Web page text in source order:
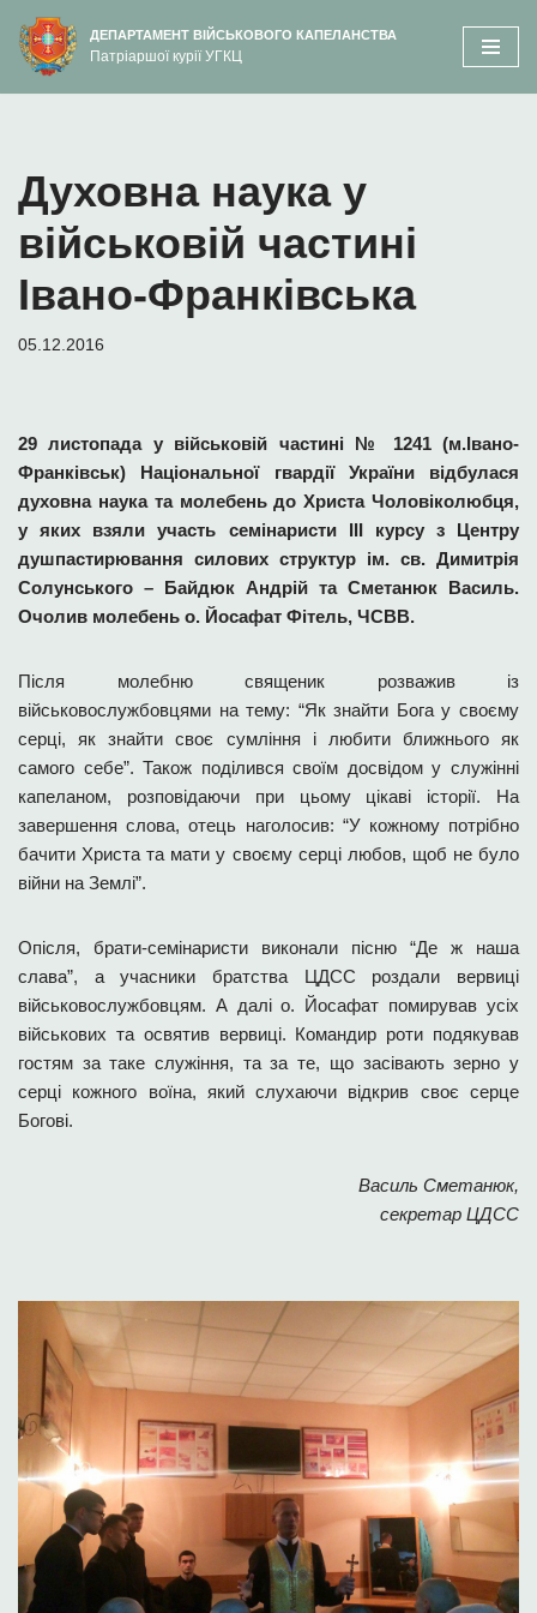
вмісту
Перейти
до
ДЕПАРТАМЕНТ ВІЙСЬКОВОГО КАПЕЛАНСТВА
Патріаршої курії УГКЦ
Духовна наука у
військовій частині
Івано-Франківська
05.12.2016
29 листопада у військовій частині № 1241 (м.Івано-
Франківськ) Національної гвардії України відбулася
духовна наука та молебень до Христа Чоловіколюбця,
у яких взяли участь семінаристи ІІІ курсу з Центру
душпастирювання силових структур ім. св. Димитрія
Солунського – Байдюк Андрій та Сметанюк Василь.
Очолив молебень о. Йосафат Фітель, ЧСВВ.
Після молебню священик розважив із
військовослужбовцями на тему: “Як знайти Бога у своєму
серці, як знайти своє сумління і любити ближнього як
самого себе”. Також поділився своїм досвідом у служінні
капеланом, розповідаючи при цьому цікаві історії. На
завершення слова, отець наголосив: “У кожному потрібно
бачити Христа та мати у своєму серці любов, щоб не було
війни на Землі”.
Опісля, брати-семінаристи виконали пісню “Де ж наша
слава”, а учасники братства ЦДСС роздали вервиці
військовослужбовцям. А далі о. Йосафат помирував усіх
військових та освятив вервиці. Командир роти подякував
гостям за таке служіння, та за те, що засівають зерно у
серці кожного воїна, який слухаючи відкрив своє серце
Богові.
Василь Сметанюк,
секретар ЦДСС